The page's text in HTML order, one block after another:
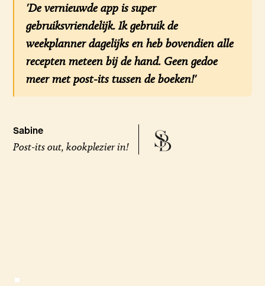
'De vernieuwde app is super
gebruiksvriendelijk. Ik gebruik de
weekplanner dagelijks en heb bovendien alle
recepten meteen bij de hand. Geen gedoe
meer met post-its tussen de boeken!'
Sabine
Post-its out, kookplezier in!